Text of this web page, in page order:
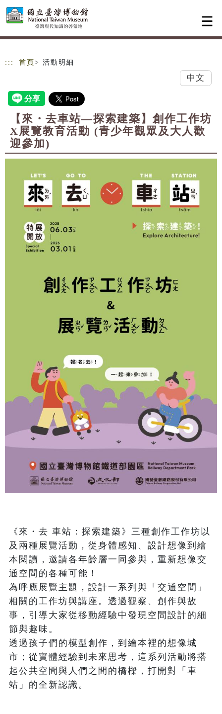
跳到主要內容
網站導覽
::: 首頁 > 活動明細
中文
【來・去車站—探索建築】創作工作坊
X展覽教育活動 (青少年觀眾及大人歡
迎參加)
《來・去 車站：探索建築》三種創作工作坊以
及兩種展覽活動，從身體感知、設計想像到繪
本閱讀，邀請各年齡層一同參與，重新想像交
通空間的各種可能！
為呼應展覽主題，設計一系列與「交通空間」
相關的工作坊與講座。透過觀察、創作與故
事，引導大家從移動經驗中發現空間設計的細
節與趣味。
透過孩子們的模型創作，到繪本裡的想像城
市；從實體經驗到未來思考，這系列活動將搭
起公共空間與人們之間的橋樑，打開對「車